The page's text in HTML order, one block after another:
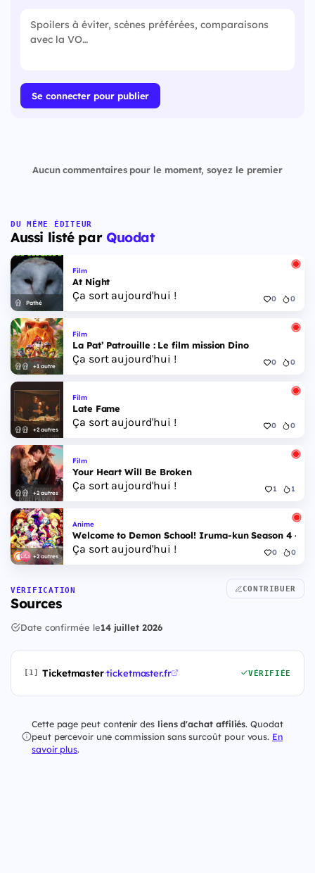
Se connecter pour publier
Aucun commentaires pour le moment, soyez le premier
DU MÊME ÉDITEUR
Aussi listé par Quodat
Pathé
Film
At Night
Ça sort aujourd'hui ! 0 0
+1 autre
Film
La Pat’ Patrouille : Le film mission Dino
Ça sort aujourd'hui ! 0 0
+2 autres
Film
Late Fame
Ça sort aujourd'hui ! 0 0
+2 autres
Film
Your Heart Will Be Broken
Ça sort aujourd'hui ! 1 1
+2 autres
Anime
Welcome to Demon School! Iruma-kun Season 4 -
Ça sort aujourd'hui ! 0 0
VÉRIFICATION
Sources
CONTRIBUER
Date confirmée le14 juillet 2026
[1] Ticketmaster·ticketmaster.fr VÉRIFIÉE
Cette page peut contenir des liens d'achat affiliés. Quodat
peut percevoir une commission sans surcoût pour vous. En
savoir plus.